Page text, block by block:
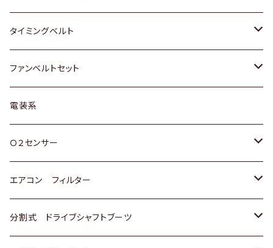
三菱
スバル
日野
クライスラー
ダイハツ
マツダ
三菱
スバル
ホンダ
マツダ
スズキ
ダイハツ
マツダ
三菱
スバル
ホンダ
スズキ
日産
ダイハツ
マツダ
三菱
タイミングベルト
トヨタ
スズキ
ダイハツ
三菱
スバル
ファンベルトセット
トヨタ
ホンダ
スズキ
日産
電装系
Ｏ２センサー
トヨタ
ホンダ
エアコン フィルター
トヨタ
分割式 ドライブシャフトブーツ